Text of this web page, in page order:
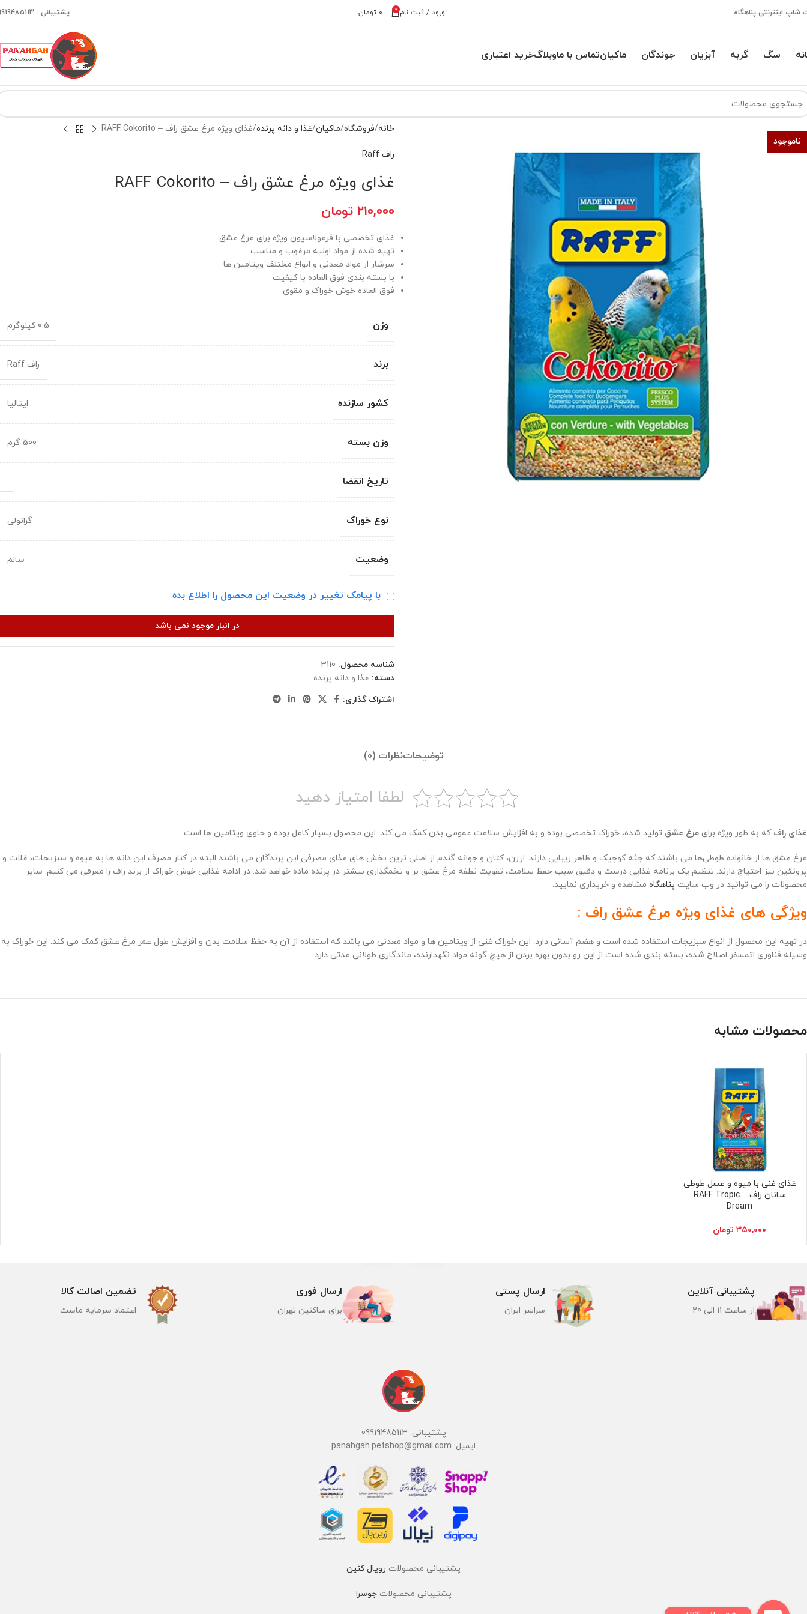
شاپ اینترنتی پناهگاه ورود / ثبت نام 0 ۰ تومان پشتیبانی : 09919485113
سگ گربه آبزیان جوندگان ماکیانتماس با ماوبلاگخرید اعتباری
ناموجود
خانه فروشگاه ماکیان غذا و دانه پرنده غذای ویژه مرغ عشق راف – RAFF Cokorito
راف Raff
غذای ویژه مرغ عشق راف – RAFF Cokorito
۲۱۰,۰۰۰ تومان
غذای تخصصی با فرمولاسیون ویژه برای مرغ عشق
تهیه شده از مواد اولیه مرغوب و مناسب
سرشار از مواد معدنی و انواع مختلف ویتامین ها
با بسته بندی فوق العاده با کیفیت
فوق العاده خوش خوراک و مقوی
وزن 0.5 کیلوگرم
برند راف Raff
کشور سازنده ایتالیا
وزن بسته 500 گرم
تاریخ انقضا
نوع خوراک گرانولی
وضعیت سالم
با پیامک تغییر در وضعیت این محصول را اطلاع بده
در انبار موجود نمی باشد
شناسه محصول: 3110
دسته: غذا و دانه پرنده
اشتراک گذاری:
توضیحاتنظرات (0)
لطفا امتیاز دهید
غذای راف که به طور ویژه برای مرغ عشق تولید شده، خوراک تخصصی بوده و به افزایش سلامت عمومی بدن کمک می کند. این محصول بسیار کامل بوده و حاوی ویتامین ها است.
مرغ عشق ها از خانواده طوطی‌ها می باشند که جثه کوچیک و ظاهر زیبایی دارند. ارزن، کتان و جوانه گندم از اصلی ترین بخش های غذای مصرفی این پرندگان می باشند البته در کنار مصرف این دانه ها به میوه و سبزیجات، غلات و
پروتئین نیز احتیاج دارند. تنظیم یک برنامه غذایی درست و دقیق سبب حفظ سلامت، تقویت نطفه مرغ عشق نر و تخمگذاری بیشتر در پرنده ماده خواهد شد. در ادامه غذایی خوش خوراک از برند راف را معرفی می کنیم. سایر
محصولات را می توانید در وب سایت پناهگاه مشاهده و خریداری نمایید.
ویژگی های غذای ویژه مرغ عشق راف :
در تهیه این محصول از انواع سبزیجات استفاده شده است و هضم آسانی دارد. این خوراک غنی از ویتامین ها و مواد معدنی می باشد که استفاده از آن به حفظ سلامت بدن و افزایش طول عمر مرغ عشق کمک می کند. این خوراک به
وسیله فناوری اتمسفر اصلاح شده، بسته بندی شده است از این رو بدون بهره بردن از هیچ گونه مواد نگهدارنده، ماندگاری طولانی مدتی دارد.
محصولات مشابه
انتخاب گزینه ها
غذای غنی با میوه و عسل طوطی
سانان راف – RAFF Tropic
Dream
۳۵۰,۰۰۰ تومان
تضمین اصالت کالا
اعتماد سرمایه ماست
ارسال فوری
برای ساکنین تهران
ارسال پستی
سراسر ایران
پشتیبانی آنلاین
از ساعت 11 الی 20
پشتیبانی: 09919485113
ایمیل: panahgah.petshop@gmail.com
پشتیبانی محصولات رویال کنین
پشتیبانی محصولاتجوسرا